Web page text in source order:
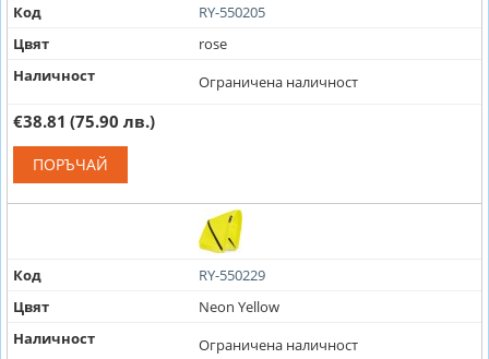
Код
RY-550205
Цвят
rose
Наличност
Ограничена наличност
€38.81 (75.90 лв.)
ПОРЪЧАЙ
Код
RY-550229
Цвят
Neon Yellow
Наличност
Ограничена наличност